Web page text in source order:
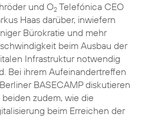
und O2Telefónica CEO
Haas darüber, inwiefern
Bürokratie und mehr
beim Ausbau der
Infrastruktur notwendig
Bei ihrem Aufeinandertreffen
BASECAMP diskutieren
beiden zudem, wie die
beim Erreichen der